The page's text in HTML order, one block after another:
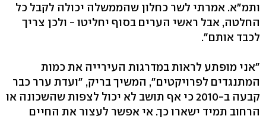
ותמ"א. אמרתי לשר כחלון שהממשלה יכולה לקבל כל
החלטה, אבל ראשי הערים בסוף יחליטו - ולכן צריך
לכבד אותם".
"אני מופתע לראות במדרגות העירייה את כמות
המתנגדים לפרויקטים", המשיך בריק, "ועדת ערר כבר
קבעה ב-2010 כי אף תושב לא יכול לצפות שהשכונה או
הרחוב תמיד ישארו כך. אי אפשר לעצור את החיים